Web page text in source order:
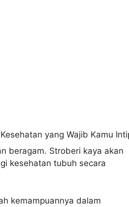
beragam. Stroberi kaya akan
kesehatan tubuh secara
kemampuannya dalam